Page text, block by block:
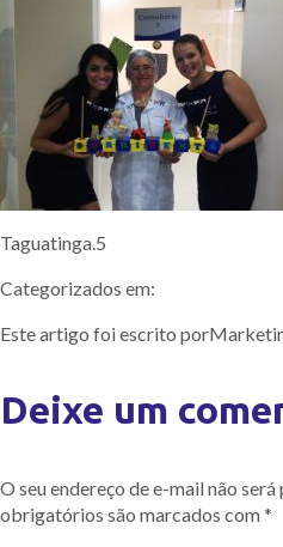
Taguatinga.5
Categorizados em:
Este artigo foi escrito
Deixe um
O seu endereço de e-mail não
obrigatórios são marcados com*